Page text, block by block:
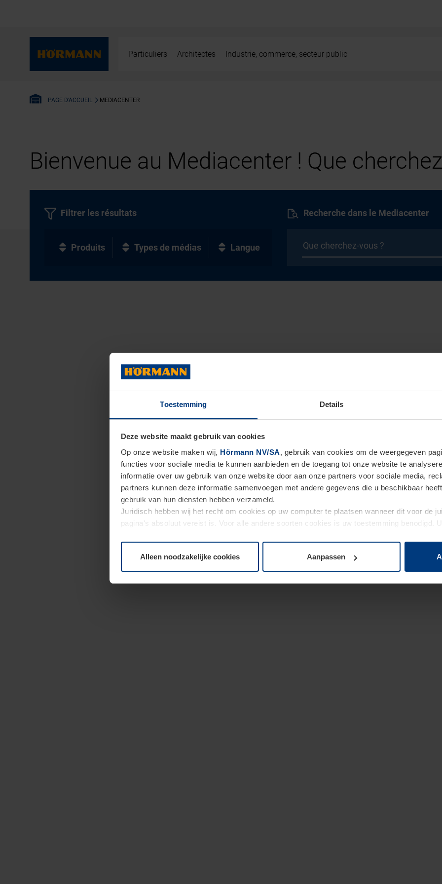
Toestemming Details
Deze website maakt gebruik van cookies
Op onze website maken wij, Hörmann NV/SA, gebruik van cookies om de weergegeven
functies voor sociale media te kunnen aanbieden en de toegang tot onze website te
informatie over uw gebruik van onze website door aan onze partners voor sociale media,
partners kunnen deze informatie samenvoegen met andere gegevens die u beschikbaar
gebruik van hun diensten hebben verzameld.
Juridisch hebben wij het recht om cookies op uw computer te plaatsen wanneer dit voor de
pagina's absoluut vereist is. Voor alle andere soorten cookies is uw toestemming benodigd.
moment bij de uitleg van de cookies op paginaPrivacyverklaringop onze website wijzigen
Alleen noodzakelijke cookies Aanpassen
Particuliers Architectes Industrie, commerce, secteur public
PAGE D'ACCUEIL MEDIACENTER
Bienvenue au Mediacenter ! Que
Recherche dans le Mediacenter
Filtrer les résultats
Produits Types de médias Langue